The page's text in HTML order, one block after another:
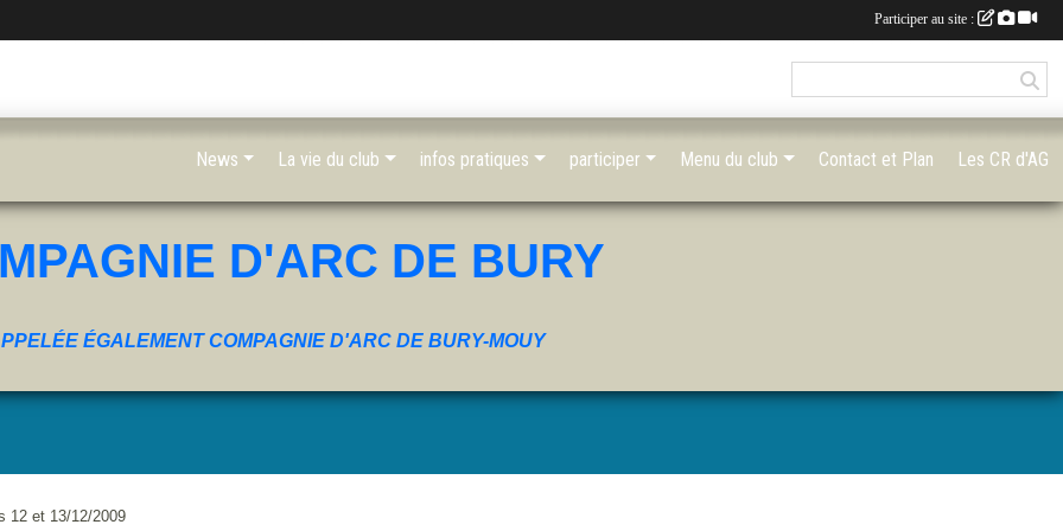
D'ARC DE BURY
ÉGALEMENT COMPAGNIE D'ARC DE BURY-MOUY
12 et 13/12/2009
News La vie du club infos pratiques participer Menu du club Contact et Plan Les CR d'AG
Participer au site :